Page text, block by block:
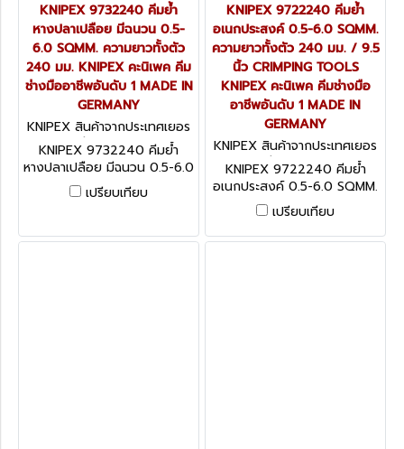
KNIPEX 9732240 คีมย้ำ
หางปลาเปลือย มีฉนวน 0.5-
6.0 SQMM. ความยาวทั้งตัว
240 มม. KNIPEX คะนิเพค คีม
ช่างมืออาชีพอันดับ 1 MADE IN
GERMANY
KNIPEX สินค้าจากประเทศเยอร
มนี 9732240
KNIPEX 9732240 คีมย้ำ
หางปลาเปลือย มีฉนวน 0.5-6.0
SQMM. ความยาวทั้งตัว 240
มม. KNIPEX คะนิเพค คีมช่าง
GERMANY
เปรียบเทียบ
KNIPEX 9722240 คีมย้ำ
อเนกประสงค์ 0.5-6.0 SQMM.
ความยาวทั้งตัว 240 มม. / 9.5
นิ้ว CRIMPING TOOLS
KNIPEX คะนิเพค คีมช่างมือ
อาชีพอันดับ 1 MADE IN
GERMANY
KNIPEX สินค้าจากประเทศเยอร
มนี 9722240
KNIPEX 9722240 คีมย้ำ
อเนกประสงค์ 0.5-6.0 SQMM.
ความยาวทั้งตัว 240 มม. / 9.5
นิ้ว CRIMPING TOOLS
KNIPEX คะนิเพค คีมช่างมือ
เปรียบเทียบ